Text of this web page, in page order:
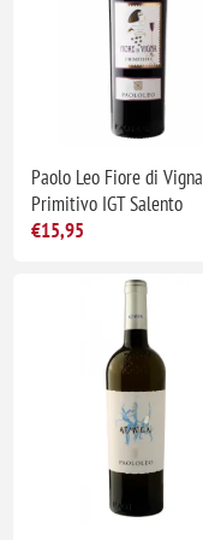
Paolo Leo Fiore di Vigna
Primitivo IGT Salento
€15,95